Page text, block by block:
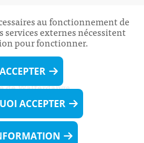
de Walferdange
au fonctionnement de
services externes nécessitent
pour fonctionner.
ACCEPTER